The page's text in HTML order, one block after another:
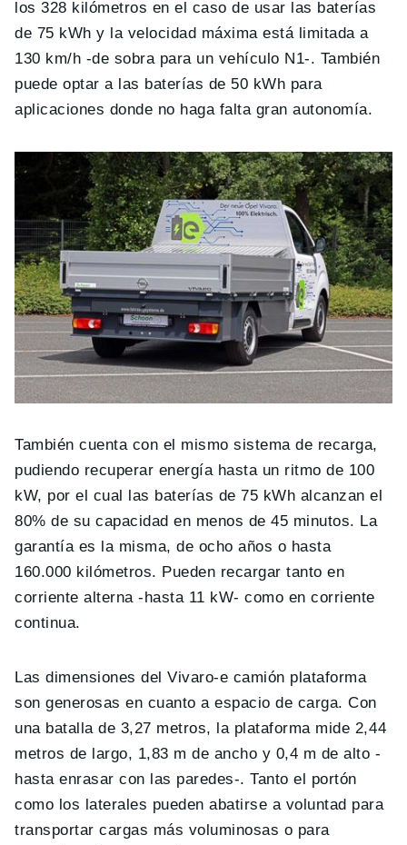
los 328 kilómetros en el caso de usar las baterías
de 75 kWh y la velocidad máxima está limitada a
130 km/h -de sobra para un vehículo N1-. También
puede optar a las baterías de 50 kWh para
aplicaciones donde no haga falta gran autonomía.
También cuenta con el mismo sistema de recarga,
pudiendo recuperar energía hasta un ritmo de 100
kW, por el cual las baterías de 75 kWh alcanzan el
80% de su capacidad en menos de 45 minutos. La
garantía es la misma, de ocho años o hasta
160.000 kilómetros. Pueden recargar tanto en
corriente alterna -hasta 11 kW- como en corriente
continua.
Las dimensiones del Vivaro-e camión plataforma
son generosas en cuanto a espacio de carga. Con
una batalla de 3,27 metros, la plataforma mide 2,44
metros de largo, 1,83 m de ancho y 0,4 m de alto -
hasta enrasar con las paredes-. Tanto el portón
como los laterales pueden abatirse a voluntad para
transportar cargas más voluminosas o para